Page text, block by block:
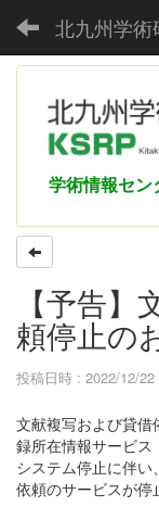
学術情報セン
【予告
頼停止の
投稿日時 : 2022/12/22
文献複写および貸借
録所在情報サービス
システム停止に伴
依頼のサービスが停